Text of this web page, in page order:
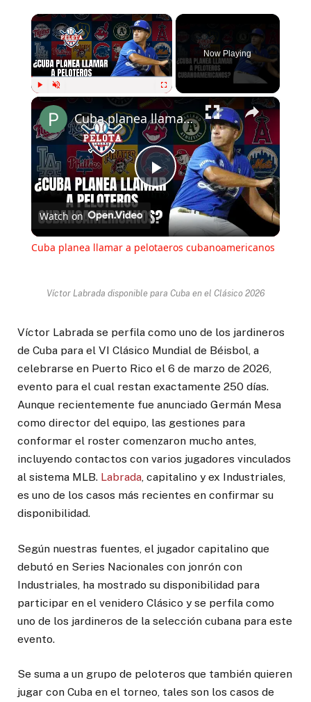
×
Play
Now Playing
×
Play
Video
Cuba planea llamar a pelotaeros cubanoamericanos
Watch on
Cuba planea llamar a pelotaeros cubanoamericanos
Víctor Labrada disponible para Cuba en el Clásico 2026
Víctor Labrada se perfila como uno de los jardineros
de Cuba para el VI Clásico Mundial de Béisbol, a
celebrarse en Puerto Rico el 6 de marzo de 2026,
evento para el cual restan exactamente 250 días.
Aunque recientemente fue anunciado Germán Mesa
como director del equipo, las gestiones para
conformar el roster comenzaron mucho antes,
incluyendo contactos con varios jugadores vinculados
al sistema MLB. Labrada, capitalino y ex Industriales,
es uno de los casos más recientes en confirmar su
disponibilidad.
Según nuestras fuentes, el jugador capitalino que
debutó en Series Nacionales con jonrón con
Industriales, ha mostrado su disponibilidad para
participar en el venidero Clásico y se perfila como
uno de los jardineros de la selección cubana para este
evento.
Se suma a un grupo de peloteros que también quieren
jugar con Cuba en el torneo, tales son los casos de